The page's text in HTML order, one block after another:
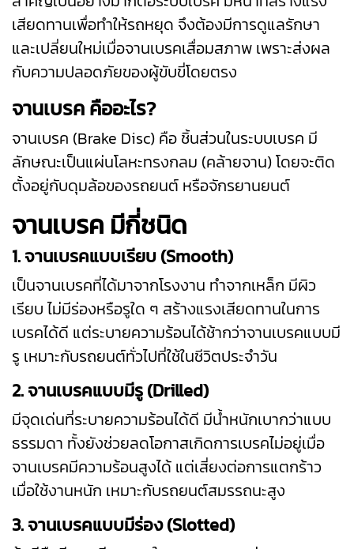
เสียดทานเพื่อทำให้รถหยุด จึงต้องมีการดูแลรักษา
และเปลี่ยนใหม่เมื่อจานเบรคเสื่อมสภาพ เพราะส่งผล
กับความปลอดภัยของผู้ขับขี่โดยตรง
จานเบรค คืออะไร?
จานเบรค (Brake Disc) คือ ชิ้นส่วนในระบบเบรค มี
ลักษณะเป็นแผ่นโลหะทรงกลม (คล้ายจาน) โดยจะติด
ตั้งอยู่กับดุมล้อของรถยนต์ หรือจักรยานยนต์
จานเบรค มีกี่ชนิด
1. จานเบรคแบบเรียบ (Smooth)
เป็นจานเบรคที่ได้มาจากโรงงาน ทำจากเหล็ก มีผิว
เรียบ ไม่มีร่องหรือรูใด ๆ สร้างแรงเสียดทานในการ
เบรคได้ดี แต่ระบายความร้อนได้ช้ากว่าจานเบรคแบบมี
รู เหมาะกับรถยนต์ทั่วไปที่ใช้ในชีวิตประจำวัน
2. จานเบรคแบบมีรู (Drilled)
มีจุดเด่นที่ระบายความร้อนได้ดี มีน้ำหนักเบากว่าแบบ
ธรรมดา ทั้งยังช่วยลดโอกาสเกิดการเบรคไม่อยู่เมื่อ
จานเบรคมีความร้อนสูงได้ แต่เสี่ยงต่อการแตกร้าว
เมื่อใช้งานหนัก เหมาะกับรถยนต์สมรรถนะสูง
3. จานเบรคแบบมีร่อง (Slotted)